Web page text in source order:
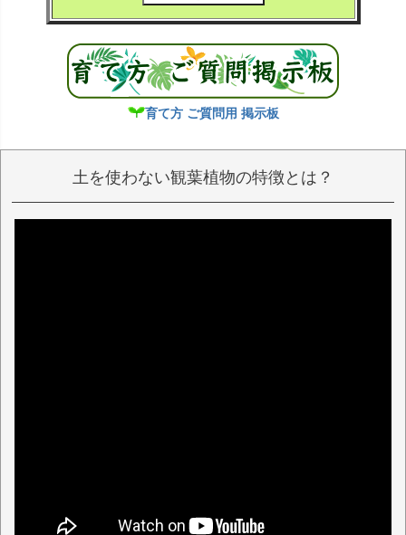
」のページをご覧いただけましたら幸いで
観葉植物がお届け後、育て方などにお困り
の方は、「観葉植物の育て方の観葉植物
」をご覧いただけましたら幸いで
ブルーミングスケープの「経営者ブログ
も不定期更新ですが、是非、ご覧いただけま
したら幸いです。
さに強い観葉植物、珍しい観葉植物、本店の
みのご愛顧商品、空気も綺麗になる観葉植
物、縁起が良い観葉植物、トロピカルな雰囲
気が楽しめる観葉植物、本店での会員登録を
しますとお得な価格に変わる「本店価格有
り」などがあります。育て方 ご質問用 掲示板
土を使わない観葉植物の特徴とは？